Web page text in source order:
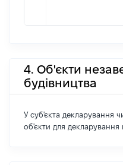
4. Об'єкти
будівництва
У суб'єкта декларування
об'єкти для декларування